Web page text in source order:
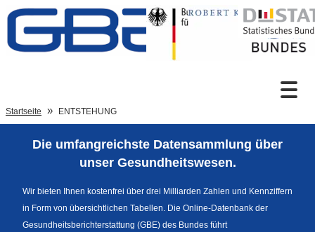
Zum Inhalt
Sprachumschaltung
Fußzeile
Startseite ENTSTEHUNG
Die umfangreichste Datensammlung über
unser Gesundheitswesen.
Wir bieten Ihnen kostenfrei über drei Milliarden Zahlen und Kennziffern
in Form von übersichtlichen Tabellen. Die Online-Datenbank der
Gesundheitsberichterstattung (GBE) des Bundes führt